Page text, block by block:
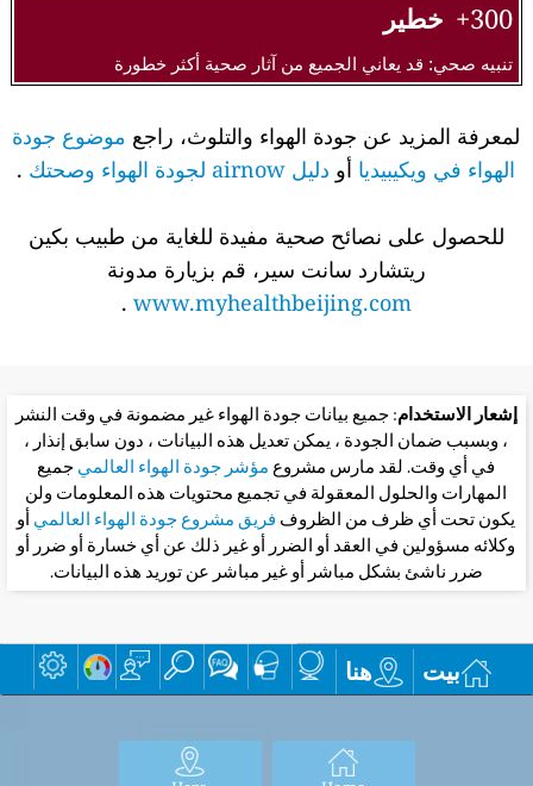
300+ خطير
تنبيه صحي: قد يعاني الجميع من آثار صحية أكثر خطورة
لمعرفة المزيد عن جودة الهواء والتلوث، راجع موضوع جودة
الهواء في ويكيبيدياأو دليل airnow لجودة الهواء وصحتك .
للحصول على نصائح صحية مفيدة للغاية من طبيب بكين
ريتشارد سانت سير، قم بزيارة مدونة
www.myhealthbeijing.com
.
إشعار الاستخدام: جميع بيانات جودة الهواء غير مضمونة في وقت النشر
، وبسبب ضمان الجودة ، يمكن تعديل هذه البيانات ، دون سابق إنذار ،
في أي وقت. لقد مارس مشروعمؤشر جودة الهواء العالميجميع
المهارات والحلول المعقولة في تجميع محتويات هذه المعلومات ولن
يكون تحت أي ظرف من الظروففريق مشروع جودة الهواء العالميأو
وكلائه مسؤولين في العقد أو الضرر أو غير ذلك عن أي خسارة أو ضرر أو
ضرر ناشئ بشكل مباشر أو غير مباشر عن توريد هذه البيانات.
بيت هنا